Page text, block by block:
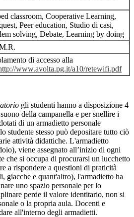
classroom, Cooperative Learning,
Peer education, Studio di casi,
solving, Debate, Learning by doing
di accesso alla
www.avolta.pg.it/a10/retewifi.pdf
gli studenti hanno a disposizione 4
della campanella e per snellire i
di un armadietto personale
studente stesso può depositare tutto ciò
attività didattiche. L'armadietto
viene assegnato all’inizio di ogni
che si occupa di procurarsi un lucchetto
a rispondere a questioni di praticità
giacche e quant'altro), l'armadietto ha
uno spazio personale per lo
perde il valore identitario, non si
o la propria aula. Docenti e
all'interno degli armadietti.